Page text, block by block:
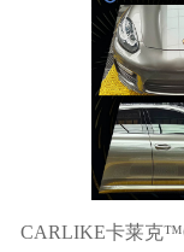
CARLIKE卡莱克